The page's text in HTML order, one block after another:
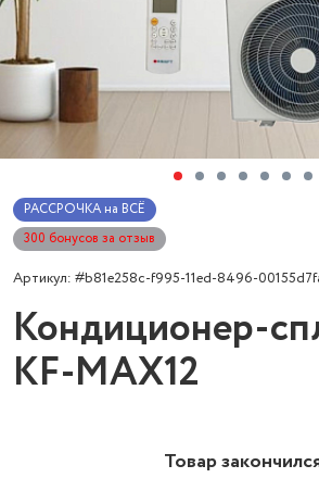
РАССРОЧКА на ВСЁ
300 бонусов за отзыв
Артикул: #b81e258c-f995-11ed-8496-
Кондиционер-
KF-MAX12
Товар